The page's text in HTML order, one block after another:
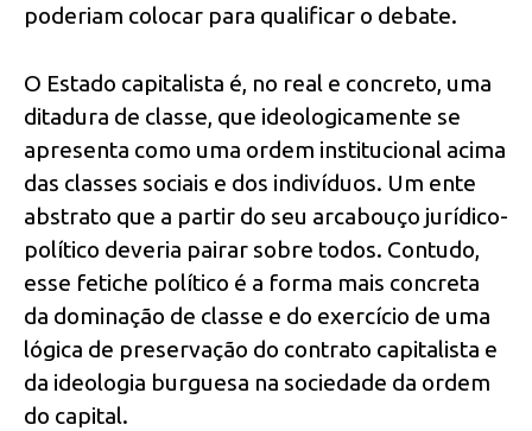
poderiam colocar para qualificar o debate.
O Estado capitalista é, no real e concreto, uma
ditadura de classe, que ideologicamente se
apresenta como uma ordem institucional acima
das classes sociais e dos indivíduos. Um ente
abstrato que a partir do seu arcabouço jurídico-
político deveria pairar sobre todos. Contudo,
esse fetiche político é a forma mais concreta
da dominação de classe e do exercício de uma
lógica de preservação do contrato capitalista e
da ideologia burguesa na sociedade da ordem
do capital.